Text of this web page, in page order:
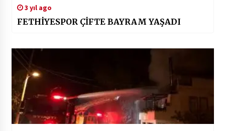
3 yıl ago
FETHİYESPOR ÇİFTE BAYRAM YAŞADI